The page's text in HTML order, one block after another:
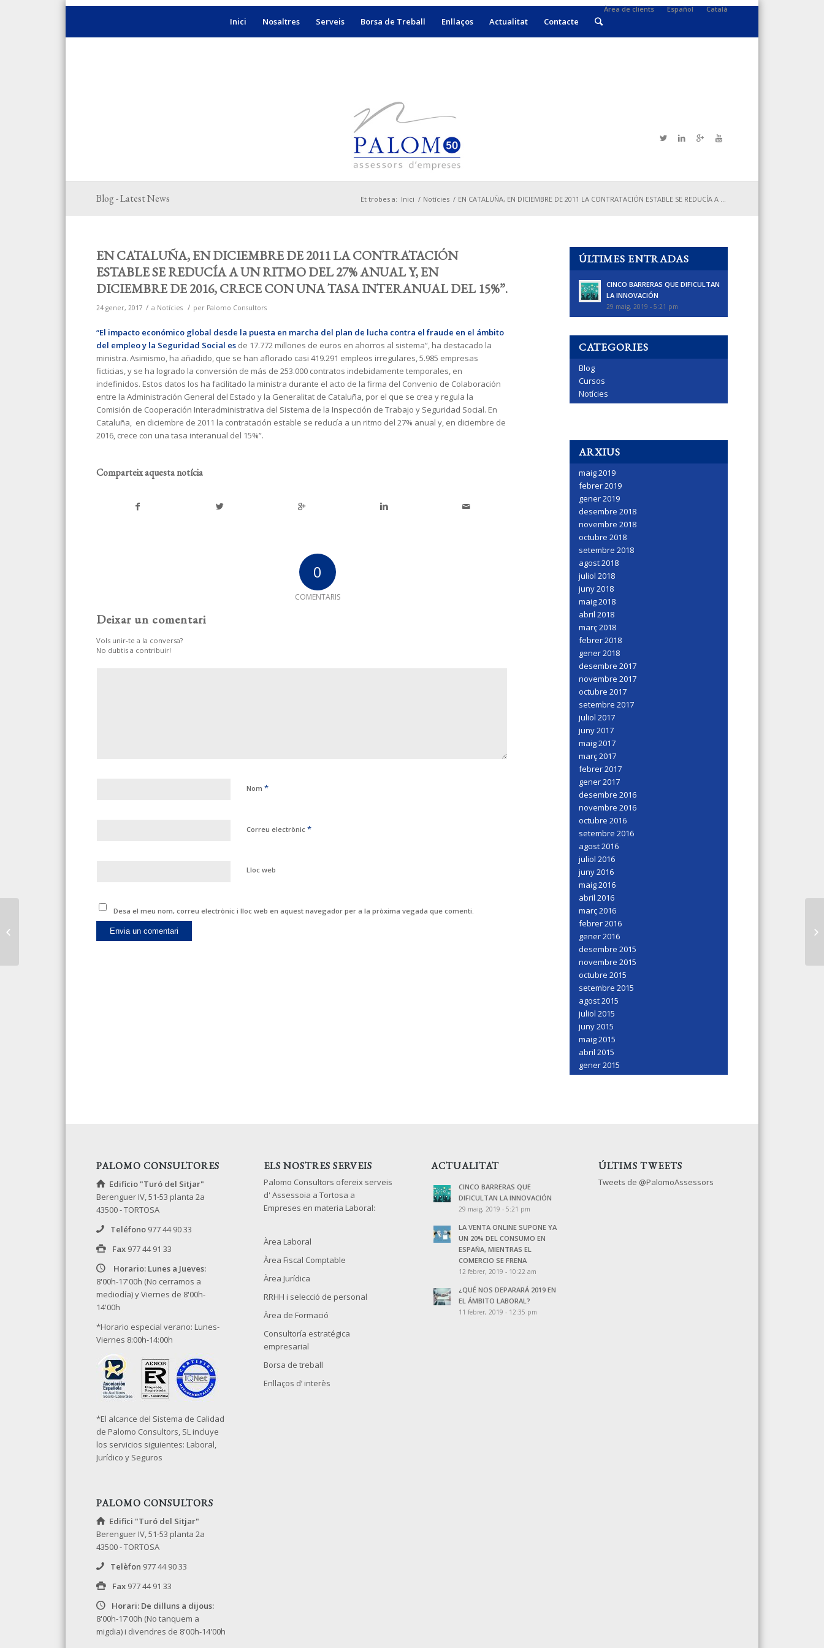
Àrea de clients Español Català
Inici Nosaltres Serveis Borsa de Treball Enllaços Actualitat Contacte
Blog - Latest News Et trobes a: Inici / Notícies / EN CATALUÑA, EN DICIEMBRE DE 2011 LA CONTRATACIÓN ESTABLE SE REDUCÍA A ...
EN CATALUÑA, EN DICIEMBRE DE 2011 LA CONTRATACIÓN
ESTABLE SE REDUCÍA A UN RITMO DEL 27% ANUAL Y, EN
DICIEMBRE DE 2016, CRECE CON UNA TASA INTERANUAL DEL 15%”.
24 gener, 2017 / a Notícies / per Palomo Consultors
“El impacto económico global desde la puesta en marcha del plan de lucha contra el fraude en el ámbito
del empleo y la Seguridad Social es de 17.772 millones de euros en ahorros al sistema”, ha destacado la
ministra. Asimismo, ha añadido, que se han aflorado casi 419.291 empleos irregulares, 5.985 empresas
ficticias, y se ha logrado la conversión de más de 253.000 contratos indebidamente temporales, en
indefinidos. Estos datos los ha facilitado la ministra durante el acto de la firma del Convenio de Colaboración
entre la Administración General del Estado y la Generalitat de Cataluña, por el que se crea y regula la
Comisión de Cooperación Interadministrativa del Sistema de la Inspección de Trabajo y Seguridad Social. En
Cataluña, en diciembre de 2011 la contratación estable se reducía a un ritmo del 27% anual y, en diciembre de
2016, crece con una tasa interanual del 15%”.
Comparteix aquesta notícia
0
COMENTARIS
Deixar un comentari
Vols unir-te a la conversa?
No dubtis a contribuir!
Nom *
Correu electrònic *
Lloc web
Desa el meu nom, correu electrònic i lloc web en aquest navegador per a la pròxima vegada que comenti.
ÚLTIMES ENTRADAS
CINCO BARRERAS QUE DIFICULTAN
LA INNOVACIÓN
29 maig, 2019 - 5:21 pm
CATEGORIES
Blog
Cursos
Notícies
ARXIUS
maig 2019
febrer 2019
gener 2019
desembre 2018
novembre 2018
octubre 2018
setembre 2018
agost 2018
juliol 2018
juny 2018
maig 2018
abril 2018
març 2018
febrer 2018
gener 2018
desembre 2017
novembre 2017
octubre 2017
setembre 2017
juliol 2017
juny 2017
maig 2017
març 2017
febrer 2017
gener 2017
desembre 2016
novembre 2016
octubre 2016
setembre 2016
agost 2016
juliol 2016
juny 2016
maig 2016
abril 2016
març 2016
febrer 2016
gener 2016
desembre 2015
novembre 2015
octubre 2015
setembre 2015
agost 2015
juliol 2015
juny 2015
maig 2015
abril 2015
gener 2015
PALOMO CONSULTORES
Edificio "Turó del Sitjar"
Berenguer IV, 51-53 planta 2a
43500 - TORTOSA
Teléfono977 44 90 33
Fax977 44 91 33
Horario: Lunes a Jueves:
8'00h-17'00h (No cerramos a
mediodía) y Viernes de 8'00h-
14'00h
*Horario especial verano: Lunes-
Viernes 8:00h-14:00h
*El alcance del Sistema de Calidad
de Palomo Consultors, SL incluye
los servicios siguientes: Laboral,
Jurídico y Seguros
PALOMO CONSULTORS
Edifici "Turó del Sitjar"
Berenguer IV, 51-53 planta 2a
43500 - TORTOSA
Telèfon 977 44 90 33
Fax977 44 91 33
Horari: De dilluns a dijous:
8'00h-17'00h (No tanquem a
migdia) i divendres de 8'00h-14'00h
ELS NOSTRES SERVEIS
Palomo Consultors ofereix serveis
d' Assessoia a Tortosa a
Empreses en materia Laboral:
Àrea Laboral
Àrea Fiscal Comptable
Àrea Jurídica
RRHH i selecció de personal
Àrea de Formació
Consultoría estratégica
empresarial
Borsa de treball
Enllaços d’ interès
ACTUALITAT
CINCO BARRERAS QUE
DIFICULTAN LA INNOVACIÓN
29 maig, 2019 - 5:21 pm
LA VENTA ONLINE SUPONE YA
UN 20% DEL CONSUMO EN
ESPAÑA, MIENTRAS EL
COMERCIO SE FRENA
12 febrer, 2019 - 10:22 am
¿QUÉ NOS DEPARARÁ 2019 EN
EL ÁMBITO LABORAL?
11 febrer, 2019 - 12:35 pm
ÚLTIMS TWEETS
Tweets de @PalomoAssessors
TEMPORAL, LA COTIZACIÓN MÍNIMA
DE LOS AUTÓNOMOS;...